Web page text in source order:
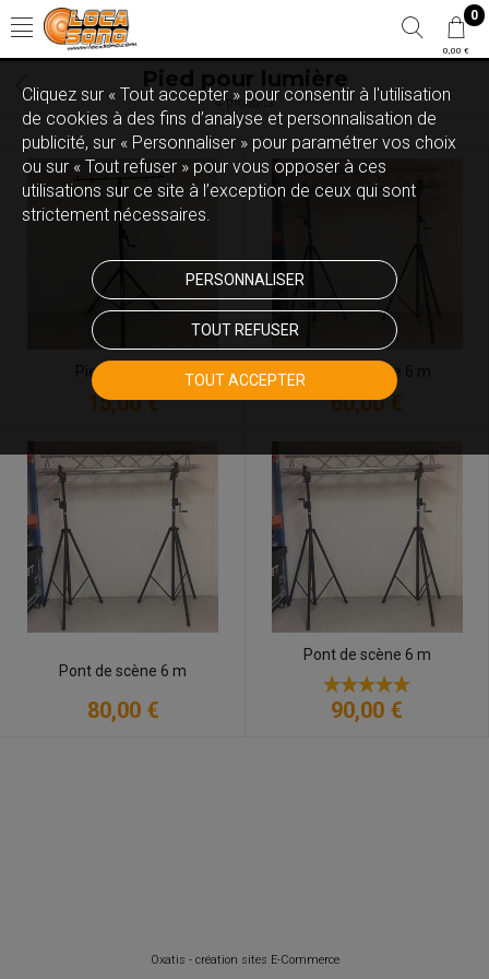
0
0,00 €
4 produits
Pied + barre T
15,00 €
Pont de scène 6 m
60,00 €
Pont de scène 6 m
80,00 €
Pont de scène 6 m
90,00 €
Cliquez sur « Tout accepter » pour consentir à l'utilisation
de cookies à des fins d’analyse et personnalisation de
publicité, sur « Personnaliser » pour paramétrer vos choix
ou sur « Tout refuser » pour vous opposer à ces
utilisations sur ce site à l’exception de ceux qui sont
strictement nécessaires.
PERSONNALISER
TOUT REFUSER
TOUT ACCEPTER
Oxatis - création sites E-Commerce